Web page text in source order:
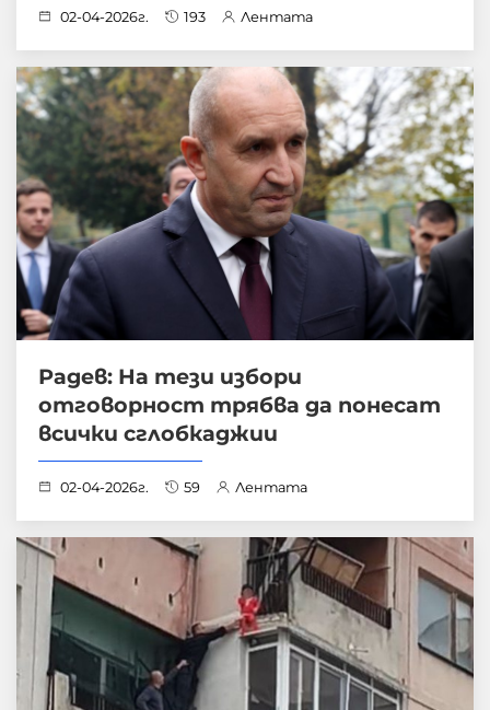
02-04-2026г. 193 Лентата
Радев: На тези избори
отговорност трябва да понесат
всички сглобкаджии
02-04-2026г. 59 Лентата